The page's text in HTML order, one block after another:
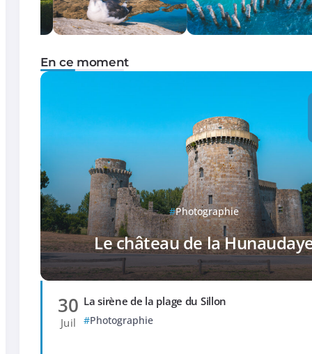
En ce moment
Photographie
Le château de la
30
Juil
La sirène de la plage du Sillon
Photographie